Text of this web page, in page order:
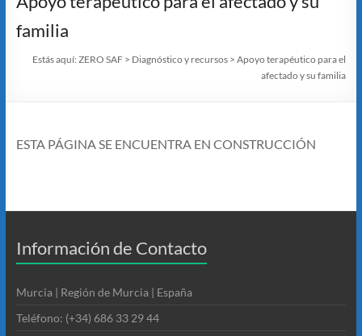
familia
Estás aquí: ZERO SAF > Diagnóstico y recursos >Apoyo terapéutico para el
afectado y su familia
ESTA PÁGINA SE ENCUENTRA EN CONSTRUCCIÓN
Información de Contacto
Murcia | Región de Murcia | España
Teléfono: (+34) 686 33 29 44